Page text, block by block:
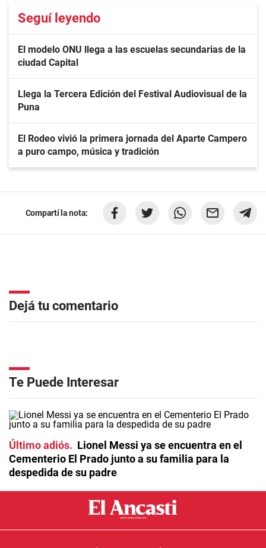
Seguí leyendo
El modelo ONU llega a las escuelas secundarias de la
ciudad Capital
Llega la Tercera Edición del Festival Audiovisual de la
Puna
El Rodeo vivió la primera jornada del Aparte Campero
a puro campo, música y tradición
Compartí la nota:
Dejá tu comentario
Te Puede Interesar
Último adiós
Lionel Messi ya se encuentra en el
Cementerio El Prado junto a su familia para la
despedida de su padre